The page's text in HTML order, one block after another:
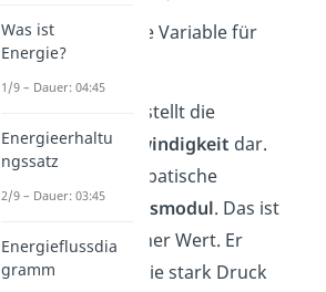
Hierbei steht jede Variable für
etwas anderes:
stellt die
Schallgeschwindigkeit dar.
ist das adiabatische
Kompressionsmodul. Das ist
ein stoffeigener Wert. Er
beschreibt, wie stark Druck
Was ist
Energie?
1/9 – Dauer: 04:45
Energieerhaltu
ngssatz
2/9 – Dauer: 03:45
Energieflussdia
gramm